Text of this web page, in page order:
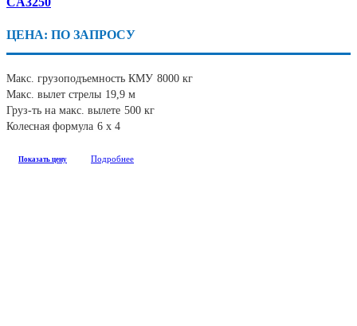
ЦЕНА: ПО ЗАПРОСУ
Макс. грузоподъемность КМУ 8000 кг
Макс. вылет стрелы 19,9 м
Груз-ть на макс. вылете 500 кг
Колесная формула 6 х 4
Показать цену Подробнее